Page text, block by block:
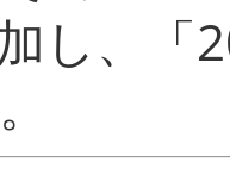
し、「
し